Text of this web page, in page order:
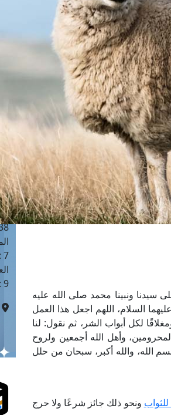
سيدنا ونبينا محمد صلى الله عليه
السلام، اللهم اجعل هذا العمل
لكل أبواب الشر، ثم نقول: لنا
وأهل الله أجمعين ولروح
الله، والله أكبر، سبحان من حلل
ونحو ذلك جائز شرعًا ولا حرج
6 :17
1 : 1
7 : 45
9 :10